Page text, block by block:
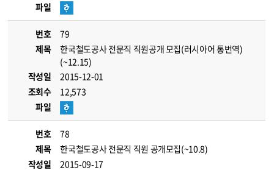
파일
번호
79
제목
한국철도공사 전문직 직원공개 모집(러시아어 통번역)
(~12.15)
작성일
2015-12-01
조회수
12,573
파일
번호
78
제목
한국철도공사 전문직 직원 공개모집(~10.8)
작성일
2015-09-17